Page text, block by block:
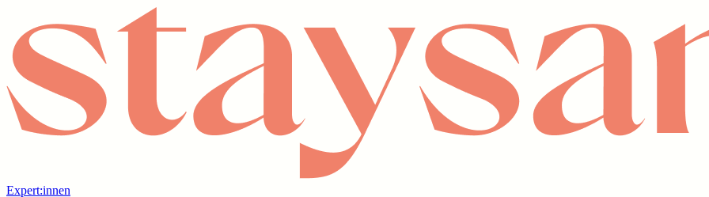
Expert:innen